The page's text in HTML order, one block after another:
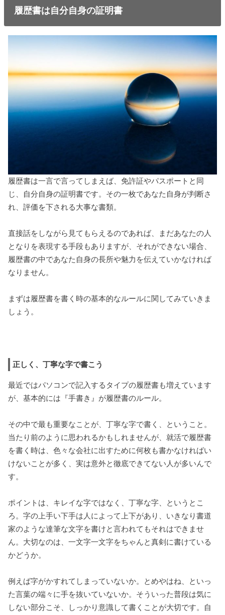
履歴書は自分自身の証明書
履歴書は一言で言ってしまえば、免許証やパスポートと同
じ、自分自身の証明書です。その一枚であなた自身が判断さ
れ、評価を下される大事な書類。
直接話をしながら見てもらえるのであれば、まだあなたの人
となりを表現する手段もありますが、それができない場合、
履歴書の中であなた自身の長所や魅力を伝えていかなければ
なりません。
まずは履歴書を書く時の基本的なルールに関してみていきま
しょう。
正しく、丁寧な字で書こう
最近ではパソコンで記入するタイプの履歴書も増えています
が、基本的には『手書き』が履歴書のルール。
その中で最も重要なことが、丁寧な字で書く、ということ。
当たり前のように思われるかもしれませんが、就活で履歴書
を書く時は、色々な会社に出すために何枚も書かなければい
けないことが多く、実は意外と徹底できてない人が多いんで
す。
ポイントは、キレイな字ではなく、丁寧な字、というとこ
ろ。字の上手い下手は人によって上下があり、いきなり書道
家のような達筆な文字を書けと言われてもそれはできませ
ん。大切なのは、一文字一文字をちゃんと真剣に書けている
かどうか。
例えば字がかすれてしまっていないか。とめやはね、といっ
た言葉の端々に手を抜いていないか。そういった普段は気に
しない部分こそ、しっかり意識して書くことが大切です。自